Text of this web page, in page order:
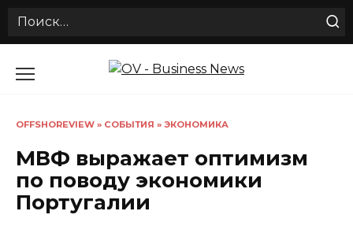
Search
OFFSHOREVIEW » СОБЫТИЯ » ЭКОНОМИКА
МВФ выражает оптимизм
по поводу экономики
Португалии